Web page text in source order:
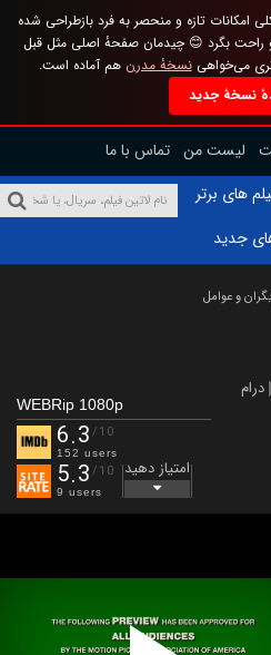
امکانات تازه و منحصر به فرد بازطراحی شده
بگرد 😊 چیدمان صفحهٔ اصلی مثل قبل
می‌خواهینسخهٔ مدرن هم آماده است.
نسخهٔ جدید
لیست من تماس با ما
های برتر
جدید
و عوامل
درام
WEBRip 1080p
6.3 /10
152 users
5.3 /10
9 users
امتیاز دهید